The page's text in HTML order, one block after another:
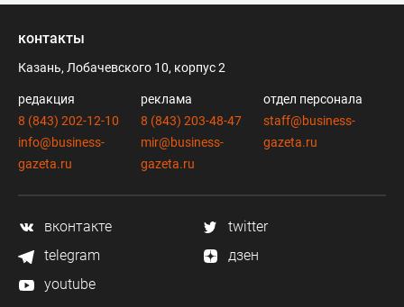
контакты
Казань, Лобачевского 10, корпус 2
редакция
8 (843) 202-12-10
info@business-
gazeta.ru
реклама
8 (843) 203-48-47
mir@business-
gazeta.ru
отдел персонала
staff@business-
gazeta.ru
вконтакте
twitter
telegram
дзен
youtube